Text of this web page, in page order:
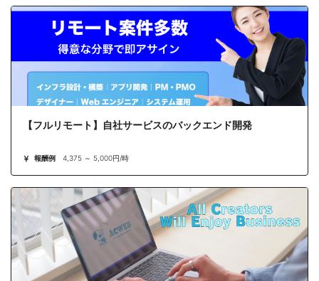
【フルリモート】自社サービスのバックエンド開発
報酬例 4,375 ～ 5,000円/時